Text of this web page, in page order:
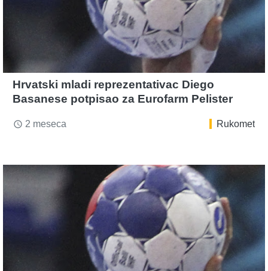
Hrvatski mladi reprezentativac Diego
Basanese potpisao za Eurofarm Pelister
access_time 2 meseca Rukomet